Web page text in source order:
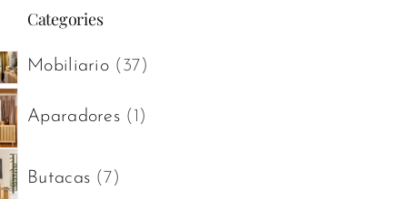
Categories
Mobiliario 37 37
Aparadores
1
Butacas 7